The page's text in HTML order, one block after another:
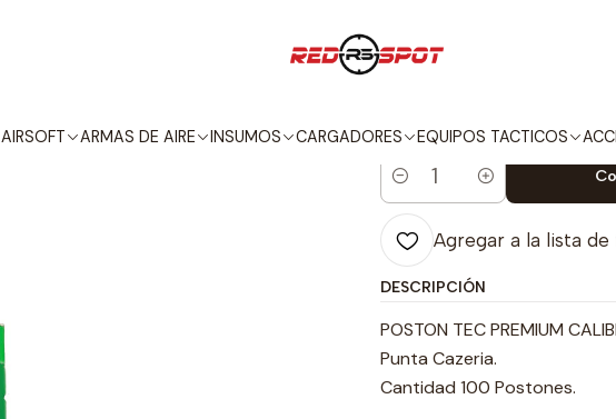
AIRSOFT ARMAS DE AIRE INSUMOS CARGADORES EQUIPOS TACTICOS
POSTONES
Cantidad
Agregar a la lista
DESCRIPCIÓN
POSTON TEC PREMIUM
Punta Cazeria.
Cantidad 100 Postones.